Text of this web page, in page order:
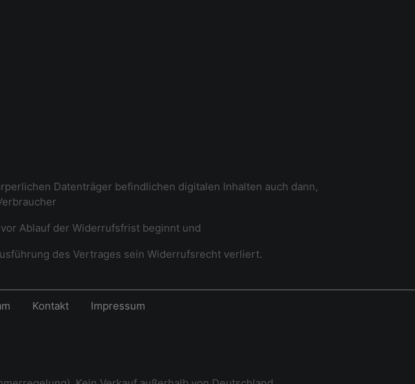
Datenträger befindlichen digitalen Inhalten auch dann,
Ablauf der Widerrufsfrist beginnt und
des Vertrages sein Widerrufsrecht verliert.
Kontakt Impressum